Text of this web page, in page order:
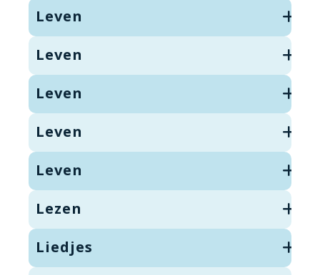
Leven
Leven
Leven
Leven
Leven
Lezen
Liedjes